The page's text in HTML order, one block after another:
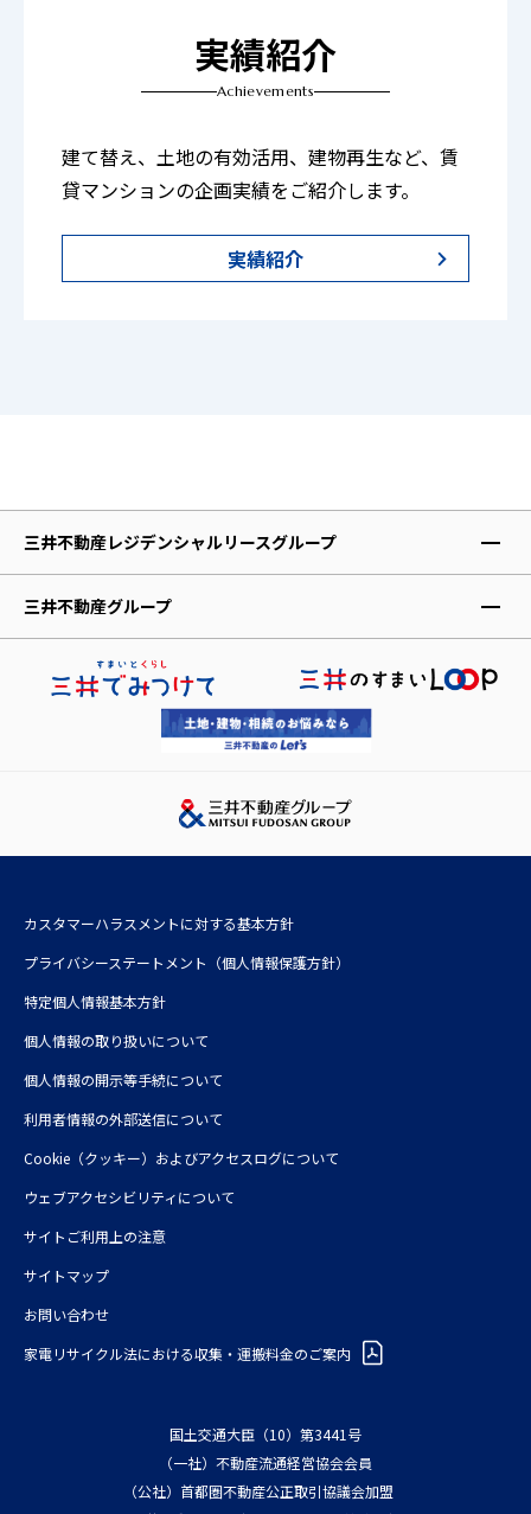
実績紹介
Achievements
建て替え、土地の有効活用、建物再生など、賃
貸マンションの企画実績をご紹介します。
実績紹介
三井不動産レジデンシャルリースグループ
レジデントファースト株式会社
株式会社アコモデーションファースト
レジデントアシスタンス株式会社
レジデントインシュアランス少額短期保険株式会社
三井不動産グループ
三井不動産株式会社
三井不動産レジデンシャル株式会社
三井不動産リアルティ株式会社
三井デザインテック株式会社
三井不動産レジデンシャルサービス株式会社
カスタマーハラスメントに対する基本方針
プライバシーステートメント（個人情報保護方針）
特定個人情報基本方針
個人情報の取り扱いについて
個人情報の開示等手続について
利⽤者情報の外部送信について
Cookie（クッキー）およびアクセスログについて
ウェブアクセシビリティについて
サイトご利用上の注意
サイトマップ
お問い合わせ
家電リサイクル法における収集・運搬料金のご案内
国土交通大臣（10）第3441号
（一社）不動産流通経営協会会員
（公社）首都圏不動産公正取引協議会加盟